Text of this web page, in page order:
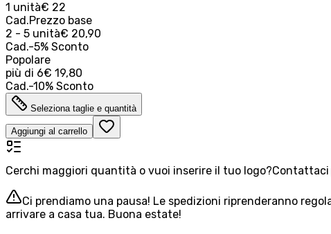
1 unità€ 22
Cad.Prezzo base
2 - 5 unità€ 20,90
Cad.-5% Sconto
Popolare
più di 6€ 19,80
Cad.-10% Sconto
Seleziona taglie e quantità
Aggiungi al carrello
Cerchi maggiori quantità o vuoi inserire il tuo logo?Contattaci
Ci prendiamo una pausa! Le spedizioni riprenderanno
arrivare a casa tua. Buona estate!